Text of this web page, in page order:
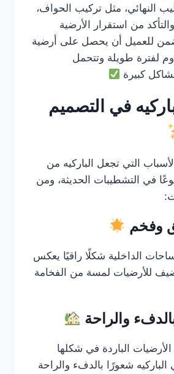
النهائي، مثل تركيب الحواف،
من استقرار الأرضية
يضمن للعميل أن يحصل على أرضية
لفترة طويلة وتتحمل
كبيرة
في التصميم
التي تجعل الباركيه من
في التشطيبات الحديثة، ومن
الداخلية شكلًا راقيًا يعكس
للأرضيات لمسة من الفخامة
الباردة في شكلها
شعورًا بالدفء والراحة